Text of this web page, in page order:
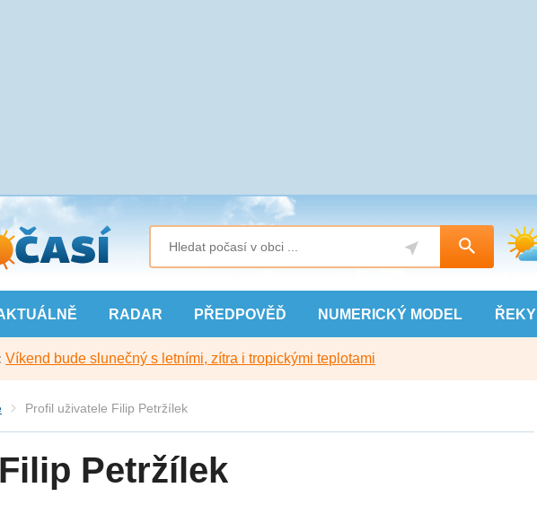
RADAR PŘEDPOVĚĎ NUMERICKÝ MODEL ŘEKY
Víkend bude slunečný s letními, zítra i tropickými teplotami
Profil uživatele Filip Petržílek
Petržílek